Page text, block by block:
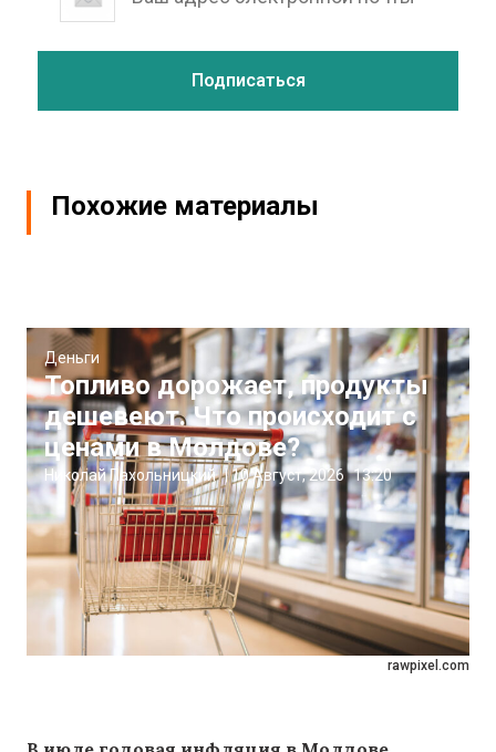
Похожие материалы
rawpixel.com
Деньги
Топливо дорожает, продукты
дешевеют. Что происходит с
ценами в Молдове?
Николай Пахольницкий |10 Август, 2026 13:20